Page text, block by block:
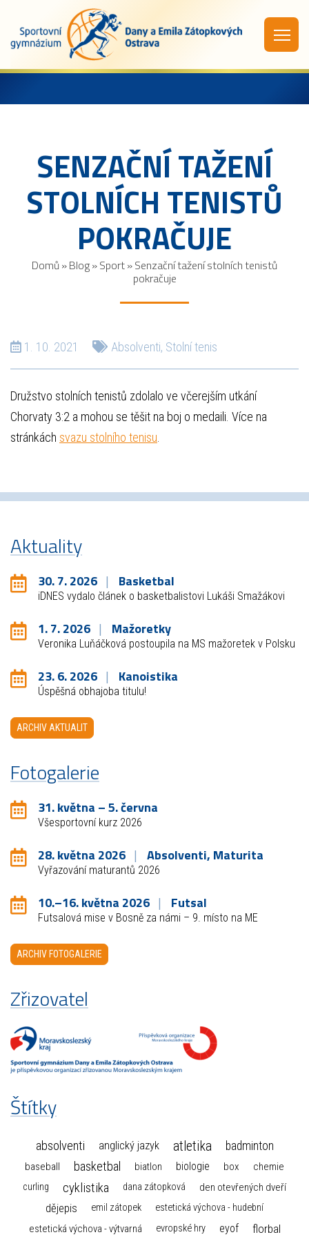
SENZAČNÍ TAŽENÍ
STOLNÍCH TENISTŮ
POKRAČUJE
Domů »Blog»Sport»Senzační tažení stolních tenistů
pokračuje
1. 10. 2021 Absolventi, Stolní tenis
Družstvo stolních tenistů zdolalo ve včerejším utkání
Chorvaty 3:2 a mohou se těšit na boj o medaili. Více na
stránkách svazu stolního tenisu.
Aktuality
30. 7. 2026 Basketbal
iDNES vydalo článek o basketbalistovi Lukáši Smažákovi
1. 7. 2026 Mažoretky
Veronika Luňáčková postoupila na MS mažoretek v Polsku
23. 6. 2026 Kanoistika
Úspěšná obhajoba titulu!
ARCHIV AKTUALIT
Fotogalerie
31. května – 5. června
Všesportovní kurz 2026
28. května 2026 Absolventi, Maturita
Vyřazování maturantů 2026
10.–16. května 2026 Futsal
Futsalová mise v Bosně za námi – 9. místo na ME
ARCHIV FOTOGALERIE
Zřizovatel
Štítky
absolventi anglický jazyk atletika badminton
baseball basketbal biatlon biologie box chemie
curling cyklistika dana zátopková den otevřených dveří
dějepis emil zátopek estetická výchova - hudební
estetická výchova - výtvarná evropské hry eyof florbal